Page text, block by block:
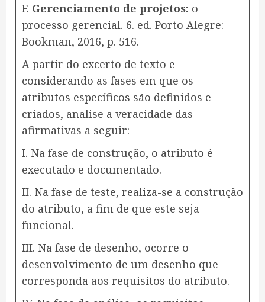
F. Gerenciamento de projetos: o
processo gerencial. 6. ed. Porto Alegre:
Bookman, 2016, p. 516.
A partir do excerto de texto e
considerando as fases em que os
atributos específicos são definidos e
criados, analise a veracidade das
afirmativas a seguir:
I. Na fase de construção, o atributo é
executado e documentado.
II. Na fase de teste, realiza-se a construção
do atributo, a fim de que este seja
funcional.
III. Na fase de desenho, ocorre o
desenvolvimento de um desenho que
corresponda aos requisitos do atributo.